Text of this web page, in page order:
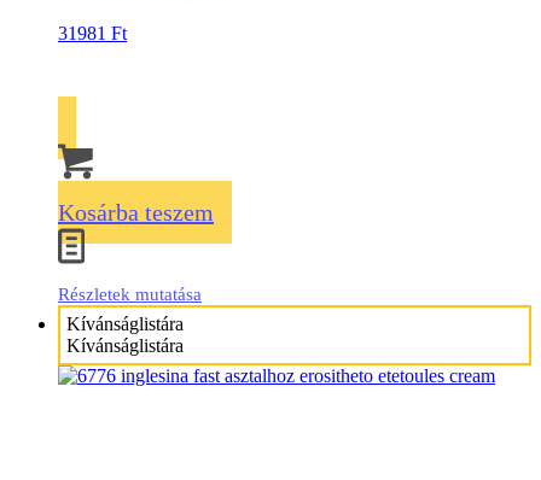
31981 Ft
Kosárba teszem
Részletek mutatása
Kívánságlistára
Kívánságlistára